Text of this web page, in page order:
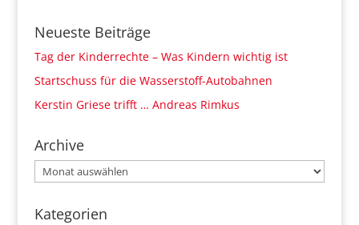
Neueste Beiträge
Tag der Kinderrechte – Was Kindern wichtig ist
Startschuss für die Wasserstoff-Autobahnen
Kerstin Griese trifft … Andreas Rimkus
Archive
Archive
Kategorien